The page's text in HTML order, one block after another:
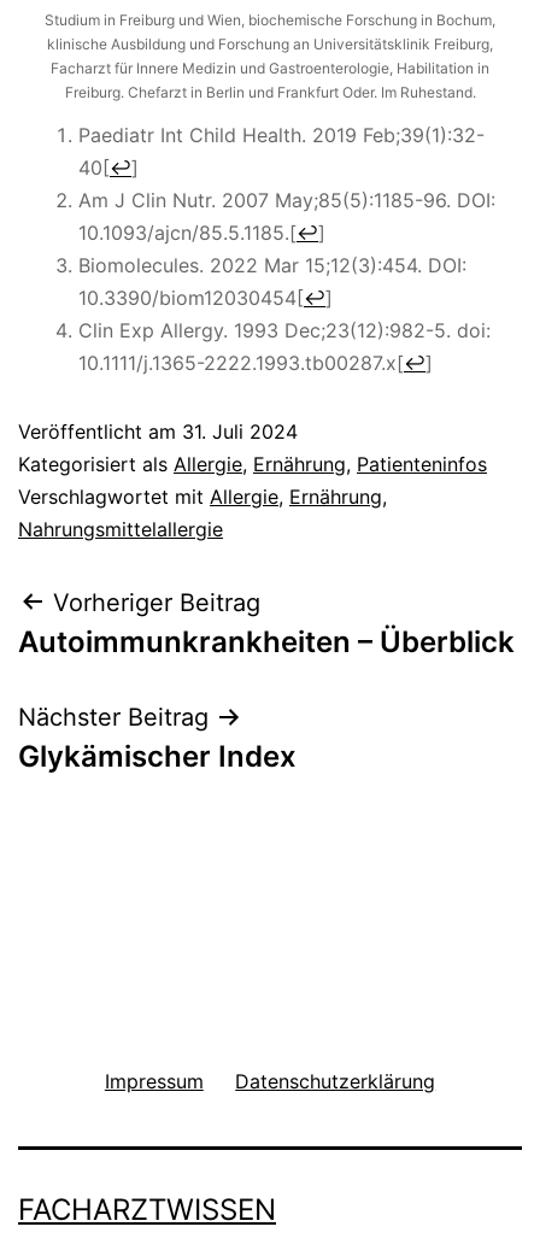
Studium in Freiburg und Wien, biochemische Forschung in Bochum,
klinische Ausbildung und Forschung an Universitätsklinik Freiburg,
Facharzt für Innere Medizin und Gastroenterologie, Habilitation in
Freiburg. Chefarzt in Berlin und Frankfurt Oder. Im Ruhestand.
Paediatr Int Child Health. 2019 Feb;39(1):32-
40[↩]
Am J Clin Nutr. 2007 May;85(5):1185-96. DOI:
10.1093/ajcn/85.5.1185.[↩]
Biomolecules. 2022 Mar 15;12(3):454. DOI:
10.3390/biom12030454[↩]
Clin Exp Allergy. 1993 Dec;23(12):982-5. doi:
10.1111/j.1365-2222.1993.tb00287.x[↩]
Veröffentlicht am 31. Juli 2024
Kategorisiert als Allergie, Ernährung, Patienteninfos
Verschlagwortet mit Allergie, Ernährung,
Nahrungsmittelallergie
Beitragsnavigation
Vorheriger Beitrag
Autoimmunkrankheiten – Überblick
Nächster Beitrag
Glykämischer Index
Impressum Datenschutzerklärung
FACHARZTWISSEN